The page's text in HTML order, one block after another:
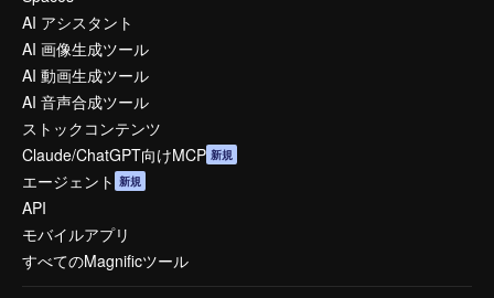
AI アシスタント
AI 画像生成ツール
AI 動画生成ツール
AI 音声合成ツール
ストックコンテンツ
Claude/ChatGPT向けMCP 新規
エージェント 新規
API
モバイルアプリ
すべてのMagnificツール